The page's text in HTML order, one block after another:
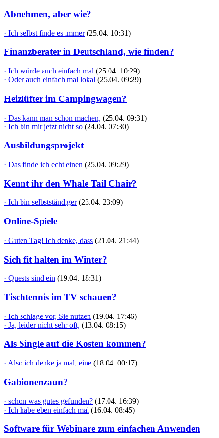
Abnehmen, aber wie?
· Ich selbst finde es immer (25.04. 10:31)
Finanzberater in Deutschland, wie finden?
· Ich würde auch einfach mal (25.04. 10:29)
· Oder auch einfach mal lokal (25.04. 09:29)
Heizlüfter im Campingwagen?
· Das kann man schon machen, (25.04. 09:31)
· Ich bin mir jetzt nicht so (24.04. 07:30)
Ausbildungsprojekt
· Das finde ich echt einen (25.04. 09:29)
Kennt ihr den Whale Tail Chair?
· Ich bin selbstständiger (23.04. 23:09)
Online-Spiele
· Guten Tag! Ich denke, dass (21.04. 21:44)
Sich fit halten im Winter?
· Quests sind ein (19.04. 18:31)
Tischtennis im TV schauen?
· Ich schlage vor, Sie nutzen (19.04. 17:46)
· Ja, leider nicht sehr oft, (13.04. 08:15)
Als Single auf die Kosten kommen?
· Also ich denke ja mal, eine (18.04. 00:17)
Gabionenzaun?
· schon was gutes gefunden? (17.04. 16:39)
· Ich habe eben einfach mal (16.04. 08:45)
Software für Webinare zum einfachen Anwenden